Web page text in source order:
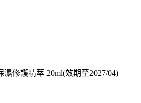
濕修護精萃 20ml(效期至2027/04)